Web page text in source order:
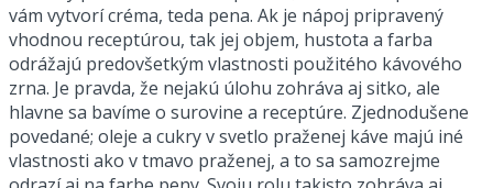
vám vytvorí créma, teda pena. Ak je nápoj pripravený
vhodnou receptúrou, tak jej objem, hustota a farba
odrážajú predovšetkým vlastnosti použitého kávového
zrna. Je pravda, že nejakú úlohu zohráva aj sitko, ale
hlavne sa bavíme o surovine a receptúre. Zjednodušene
povedané; oleje a cukry v svetlo praženej káve majú iné
vlastnosti ako v tmavo praženej, a to sa samozrejme